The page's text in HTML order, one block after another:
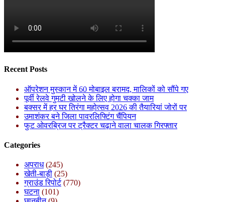
Recent Posts
ऑपरेशन मुस्कान में 60 मोबाइल बरामद, मालिकों को सौंपे गए
पूर्वी रेलवे गुमटी खोलने के लिए होगा चक्का जाम
बक्सर में हर घर तिरंगा महोत्सव 2026 की तैयारियां जोरों पर
उमाशंकर बने जिला पावरलिफ्टिंग चैंपियन
फुट ओवरब्रिज पर ट्रैक्टर चढ़ाने वाला चालक गिरफ्तार
Categories
अपराध(245)
खेती-बाड़ी (25)
ग्राउंड रिपोर्ट(770)
घटना (101)